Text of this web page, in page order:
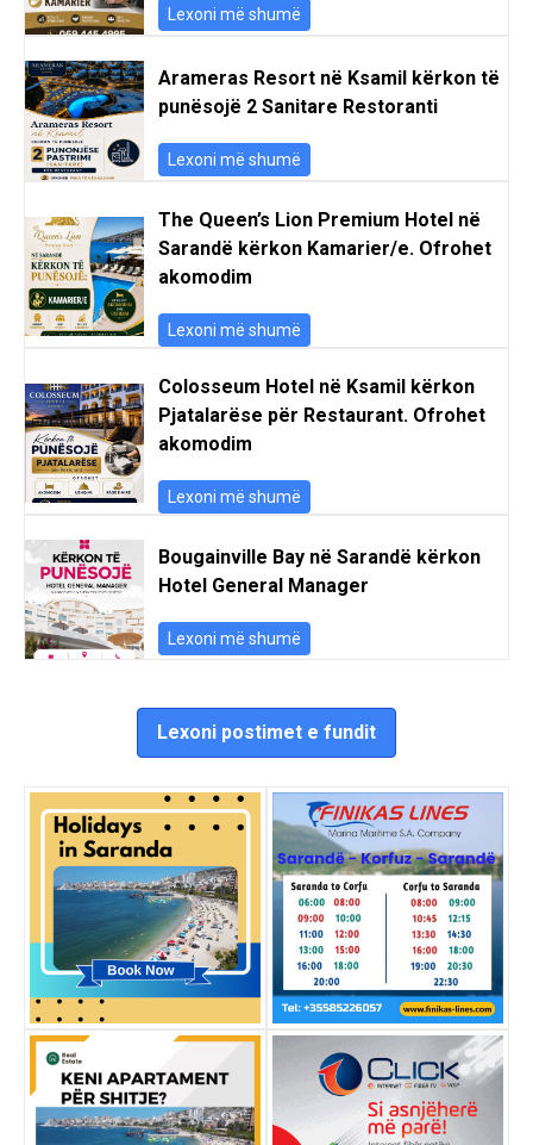
Lexoni më shumë
Arameras Resort në Ksamil kërkon të
punësojë 2 Sanitare Restoranti
Lexoni më shumë
The Queen’s Lion Premium Hotel në
Sarandë kërkon Kamarier/e. Ofrohet
akomodim
Lexoni më shumë
Colosseum Hotel në Ksamil kërkon
Pjatalarëse për Restaurant. Ofrohet
akomodim
Lexoni më shumë
Bougainville Bay në Sarandë kërkon
Hotel General Manager
Lexoni më shumë
Lexoni postimet e fundit